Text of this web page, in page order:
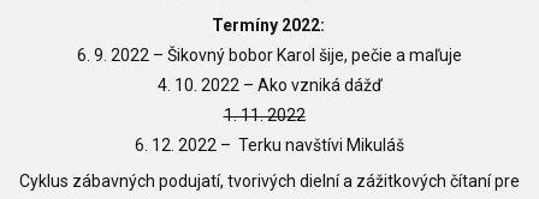
Termíny 2022:
6. 9. 2022 – Šikovný bobor Karol šije, pečie a maľuje
4. 10. 2022 – Ako vzniká dážď
1. 11. 2022
6. 12. 2022 – Terku navštívi Mikuláš
Cyklus zábavných podujatí, tvorivých dielní a zážitkových čítaní pre